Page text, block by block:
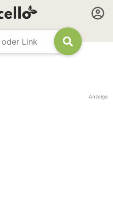
Anzeige